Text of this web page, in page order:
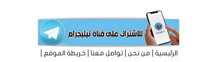
الرئيسية|من نحن|تواصل معنا|خريطة الموقع